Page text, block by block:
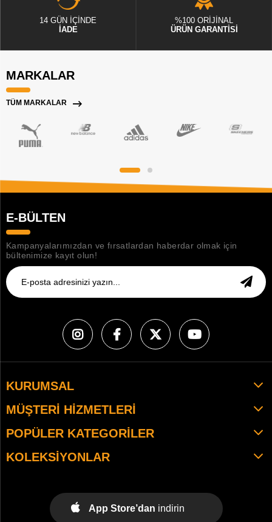
14 GÜN İÇİNDE
İADE
%100 ORİJİNAL
ÜRÜN GARANTİSİ
MARKALAR
TÜM MARKALAR
E-BÜLTEN
Kampanyalarımızdan ve fırsatlardan haberdar olmak için
bültenimize kayıt olun!
KURUMSAL
MÜŞTERI HIZMETLERI
POPÜLER KATEGORILER
KOLEKSIYONLAR
App Store’dan indirin